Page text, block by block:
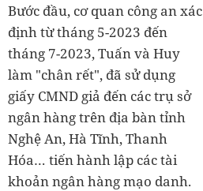
Bước đầu, cơ quan công an xác
định từ tháng 5-2023 đến
tháng 7-2023, Tuấn và Huy
làm "chân rết", đã sử dụng
giấy CMND giả đến các trụ sở
ngân hàng trên địa bàn tỉnh
Nghệ An, Hà Tĩnh, Thanh
Hóa… tiến hành lập các tài
khoản ngân hàng mạo danh.